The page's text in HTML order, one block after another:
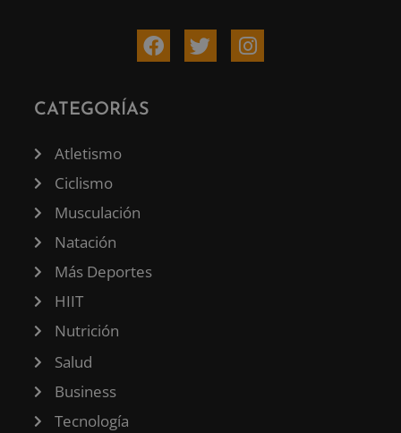
CATEGORÍAS
Atletismo
Ciclismo
Musculación
Natación
Más Deportes
HIIT
Nutrición
Salud
Business
Tecnología